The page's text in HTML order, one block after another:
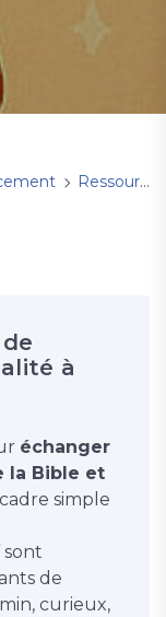
Ressourcement et spiritualité
à
échanger
la Bible et
simple
sont
de
curieux,